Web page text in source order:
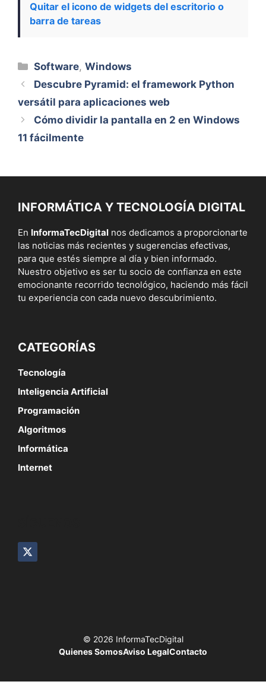
Quitar el icono de widgets del escritorio o
barra de tareas
Categorías
Software,Windows
Descubre Pyramid: el framework Python
versátil para aplicaciones web
Cómo dividir la pantalla en 2 en Windows
11 fácilmente
INFORMÁTICA Y TECNOLOGÍA DIGITAL
En InformaTecDigital nos dedicamos a proporcionarte
las noticias más recientes y sugerencias efectivas,
para que estés siempre al día y bien informado.
Nuestro objetivo es ser tu socio de confianza en este
emocionante recorrido tecnológico, haciendo más fácil
tu experiencia con cada nuevo descubrimiento.
CATEGORÍAS
Tecnología
Inteligencia Artificial
Programación
Algoritmos
Informática
Internet
© 2026 InformaTecDigital
Quienes SomosAviso LegalContacto